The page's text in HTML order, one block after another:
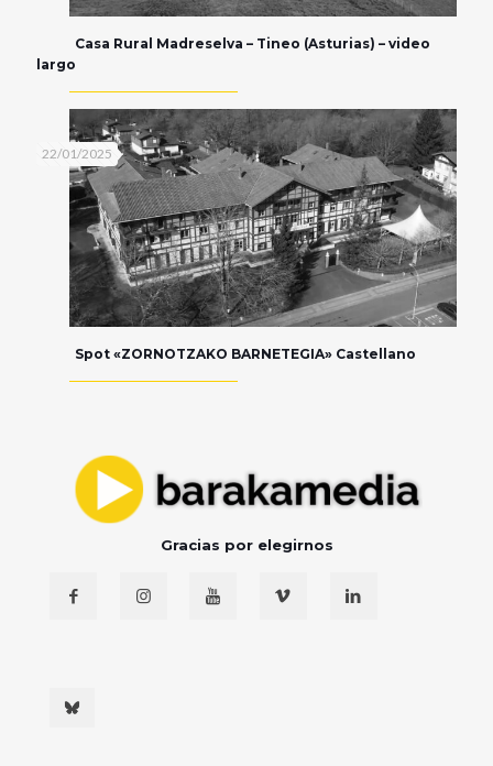
Casa Rural Madreselva – Tineo (Asturias) – video
largo
22/01/2025
Spot «ZORNOTZAKO BARNETEGIA» Castellano
Gracias por elegirnos